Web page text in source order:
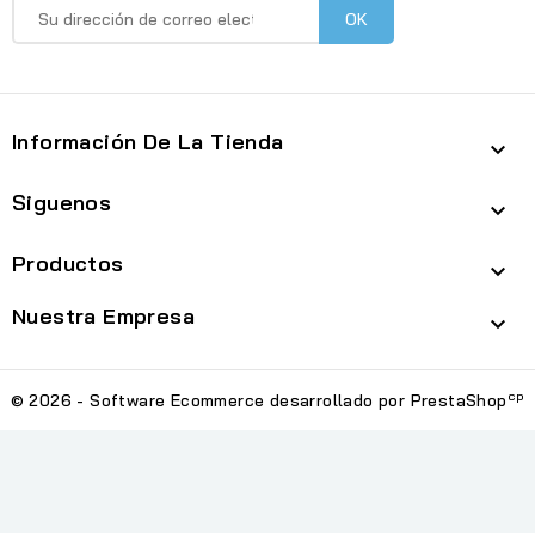
Información De La Tienda 
Siguenos 
Productos 
Nuestra Empresa 
© 2026 - Software Ecommerce desarrollado por PrestaShop cp